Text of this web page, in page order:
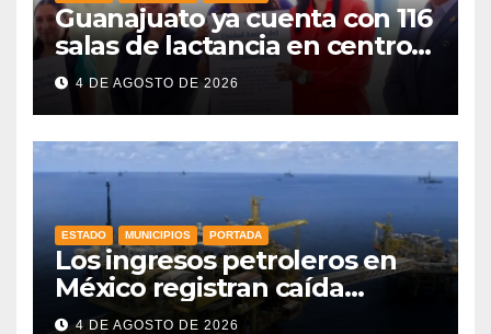
Guanajuato ya cuenta con 116
salas de lactancia en centros
de trabajo: Gobernadora
4 DE AGOSTO DE 2026
ESTADO MUNICIPIOS PORTADA
Los ingresos petroleros en
México registran caída
drástica en una década
4 DE AGOSTO DE 2026